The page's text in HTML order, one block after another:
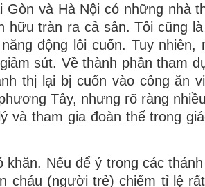
và Hà Nội có những nhà
hữu tràn ra cả sân. Tôi cũng
động lôi cuốn. Tuy nhiên,
sút. Về thành phần tham
thị lại bị cuốn vào công ăn
Tây, nhưng rõ ràng
và tham gia đoàn thể trong
Nếu để ý trong các
cháu (người trẻ) chiếm tỉ lệ